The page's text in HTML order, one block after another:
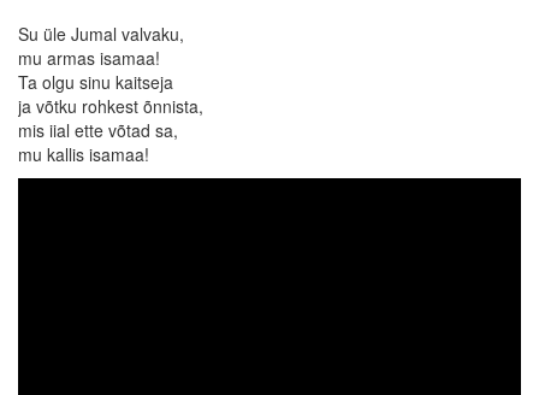
Su üle Jumal valvaku,
mu armas isamaa!
Ta olgu sinu kaitseja
ja võtku rohkest õnnista,
mis iial ette võtad sa,
mu kallis isamaa!